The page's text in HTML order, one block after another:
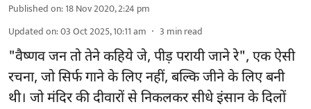
Published on:18 Nov 2020, 2:24 pm
Updated on:03 Oct 2025, 10:11 am 3 min read
"वैष्णव जन तो तेने कहिये जे, पीड़ परायी जाने रे", एक ऐसी
रचना, जो सिर्फ गाने के लिए नहीं, बल्कि जीने के लिए बनी
थी। जो मंदिर की दीवारों से निकलकर सीधे इंसान के दिलों